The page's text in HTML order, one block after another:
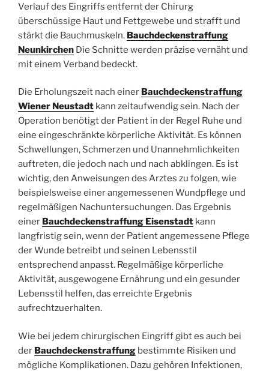
Verlauf des Eingriffs entfernt der Chirurg
überschüssige Haut und Fettgewebe und strafft und
stärkt die Bauchmuskeln. Bauchdeckenstraffung
Neunkirchen Die Schnitte werden präzise vernäht und
mit einem Verband bedeckt.
Die Erholungszeit nach einer Bauchdeckenstraffung
Wiener Neustadt kann zeitaufwendig sein. Nach der
Operation benötigt der Patient in der Regel Ruhe und
eine eingeschränkte körperliche Aktivität. Es können
Schwellungen, Schmerzen und Unannehmlichkeiten
auftreten, die jedoch nach und nach abklingen. Es ist
wichtig, den Anweisungen des Arztes zu folgen, wie
beispielsweise einer angemessenen Wundpflege und
regelmäßigen Nachuntersuchungen. Das Ergebnis
einer Bauchdeckenstraffung Eisenstadt kann
langfristig sein, wenn der Patient angemessene Pflege
der Wunde betreibt und seinen Lebensstil
entsprechend anpasst. Regelmäßige körperliche
Aktivität, ausgewogene Ernährung und ein gesunder
Lebensstil helfen, das erreichte Ergebnis
aufrechtzuerhalten.
Wie bei jedem chirurgischen Eingriff gibt es auch bei
der Bauchdeckenstraffung bestimmte Risiken und
mögliche Komplikationen. Dazu gehören Infektionen,